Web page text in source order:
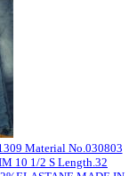
Material No.030803
10 1/2 S Length.32